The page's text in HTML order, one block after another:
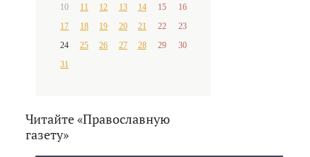
10
11 12 13 14 15
16
17
18 19 20 21 22
23
24
25 26 27 28 29
30
31
Читайте «Православную
газету»